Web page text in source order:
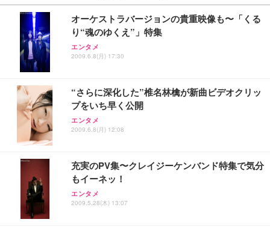
レスト 3Dヘッドレスト ハンガー付き 高反発クッシ
ョン PCチェア 通気性メッシュ ゲーミング/勉強/事
務用 おしゃれ パソコンチェア (ブラック)
￥7,680
Sezlife オフィスチェア デスクチェア 疲れない テレ
レスト 3Dヘッドレスト ハンガー付き 高反発クッシ
ョン PCチェア 通気性メッシュ ゲーミング/勉強/事
務用 おしゃれ パソコンチェア (ホワイト)
￥7,680
ANDWINT オフィスチェア デスクチェア 肘なし メ
ト 幅52×奥行58.5×高さ84～96cm テレワーク 在宅
勤務 ブラック
￥4,139
フック付き（CFI-ZDM1J）
￥49,979
【整備済み品】Dell E2724HS 27インチ 液晶モニタ
応 ComfortView ビジネス向け
￥15,800
【MiniLED/24.5inch/280Hz/FHD】GRAPHT THE S
像低減 (3年保証 | 輝点保証 | 日本メーカー)
￥34,980
り 単品
￥1,800
Smart Basic(スマートベーシック) 【Amazon.co.jp
￥3,670
アイリスオーヤマ ペットシーツ 超厚型 お徳用 レギ
￥3,731
オーケストラバージョンの貴重映像も〜「くる
り“魂のゆくえ”」特集
エンタメ
2009.6.8(月) 17:30
“さらに深化した”椎名林檎が新曲ビデオクリッ
プをいち早く公開
エンタメ
2009.6.8(月) 12:08
充実のPV集〜クレイジーケンバンド特集で気分
もイーネッ！
エンタメ
2009.5.28(木) 13:07